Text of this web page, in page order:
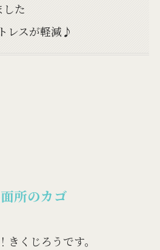
た
レスが軽減♪
所のカゴ
くじろうです。